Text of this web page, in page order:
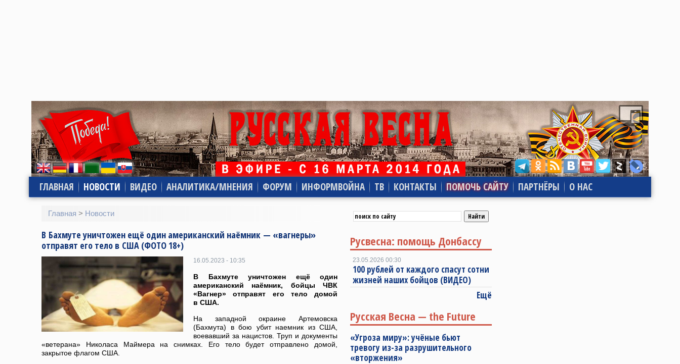
ГЛАВНАЯ НОВОСТИ ВИДЕО АНАЛИТИКА/МНЕНИЯ ФОРУМ ИНФОРМВОЙНА ТВ КОНТАКТЫ ПОМОЧЬ САЙТУ ПАРТНЁРЫ О НАС
Главная > Новости
В Бахмуте уничтожен ещё один американский наёмник — «вагнеры»
отправят его тело в США (ФОТО 18+)
16.05.2023 - 10:35
В Бахмуте уничтожен ещё один
американский наёмник, бойцы ЧВК
«Вагнер» отправят его тело домой
в США.
На западной окраине Артемовска
(Бахмута) в бою убит наемник из США,
воевавший за нацистов. Труп и документы
«ветерана» Николаса Маймера на снимках. Его тело будет отправлено домой,
закрытое флагом США.
Русвесна: помощь Донбассу
23.05.2026 00:30
100 рублей от каждого спасут сотни
жизней наших бойцов (ВИДЕО)
Ещё
Русская Весна — the Future
«Угроза миру»: учёные бьют
тревогу из-за разрушительного
«вторжения»